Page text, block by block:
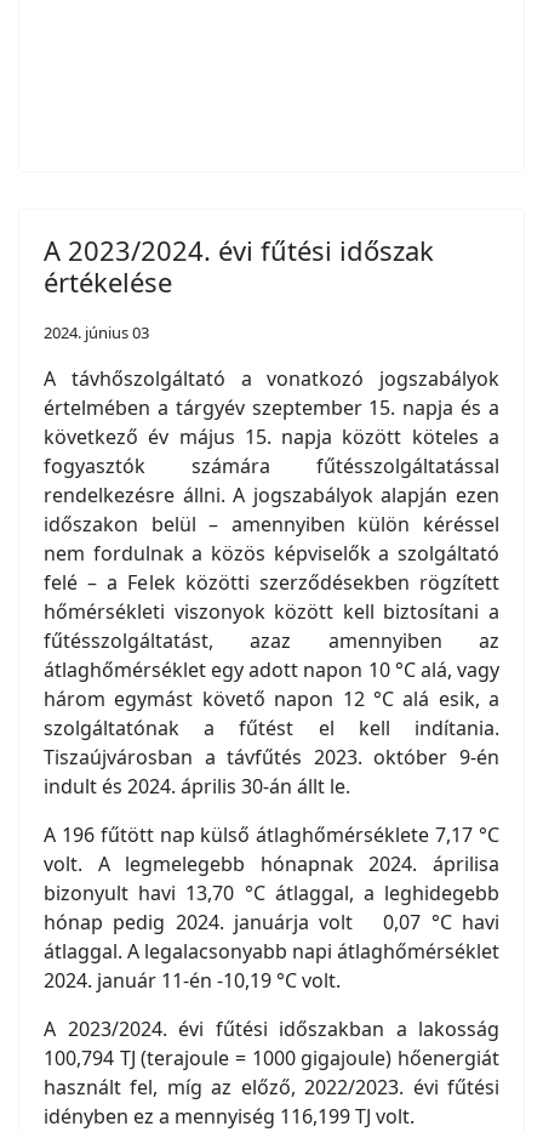
A 2023/2024. évi fűtési időszak
értékelése
2024. június 03
A távhőszolgáltató a vonatkozó jogszabályok
értelmében a tárgyév szeptember 15. napja és a
következő év május 15. napja között köteles a
fogyasztók számára fűtésszolgáltatással
rendelkezésre állni. A jogszabályok alapján ezen
időszakon belül – amennyiben külön kéréssel
nem fordulnak a közös képviselők a szolgáltató
felé – a Felek közötti szerződésekben rögzített
hőmérsékleti viszonyok között kell biztosítani a
fűtésszolgáltatást, azaz amennyiben az
átlaghőmérséklet egy adott napon 10 °C alá, vagy
három egymást követő napon 12 °C alá esik, a
szolgáltatónak a fűtést el kell indítania.
Tiszaújvárosban a távfűtés 2023. október 9-én
indult és 2024. április 30-án állt le.
A 196 fűtött nap külső átlaghőmérséklete 7,17 °C
volt. A legmelegebb hónapnak 2024. áprilisa
bizonyult havi 13,70 °C átlaggal, a leghidegebb
hónap pedig 2024. januárja volt 0,07 °C havi
átlaggal. A legalacsonyabb napi átlaghőmérséklet
2024. január 11-én -10,19 °C volt.
A 2023/2024. évi fűtési időszakban a lakosság
100,794 TJ (terajoule = 1000 gigajoule) hőenergiát
használt fel, míg az előző, 2022/2023. évi fűtési
idényben ez a mennyiség 116,199 TJ volt.